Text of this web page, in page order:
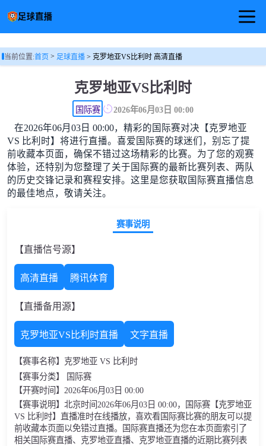
首页
足球视频
当前位置:首页> 足球直播> 克罗地亚VS比利时 高清直播
克罗地亚VS比利时
国际赛 2026年06月03日 00:00
在2026年06月03日 00:00，精彩的国际赛对决【克罗地亚
VS 比利时】将进行直播。喜爱国际赛的球迷们，别忘了提
前收藏本页面，确保不错过这场精彩的比赛。为了您的观赛
体验，还特别为您整理了关于国际赛的最新比赛列表、两队
的历史交锋记录和赛程安排。这里是您获取国际赛直播信息
的最佳地点，敬请关注。
赛事说明
【直播信号源】
高清直播 腾讯体育
【直播备用源】
克罗地亚VS比利时直播 文字直播
【赛事名称】克罗地亚 VS 比利时
【赛事分类】 国际赛
【开赛时间】2026年06月03日 00:00
【赛事说明】北京时间2026年06月03日 00:00，国际赛【克罗地亚
VS 比利时】直播准时在线播放，喜欢看国际赛比赛的朋友可以提
前收藏本页面以免错过直播。国际赛直播还为您在本页面索引了
相关国际赛直播、克罗地亚直播、克罗地亚直播的近期比赛列表